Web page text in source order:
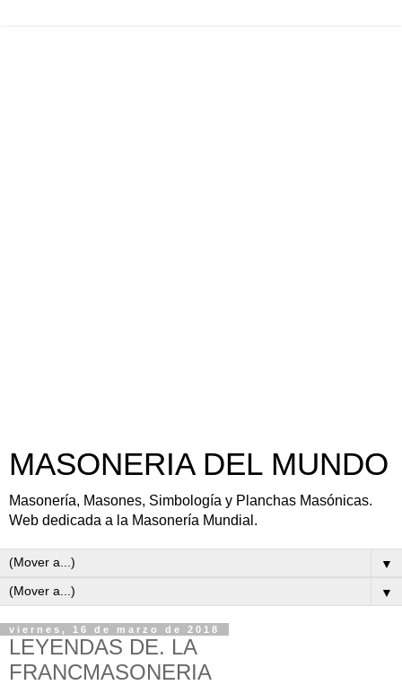
MASONERIA DEL MUNDO
Masonería, Masones, Simbología y Planchas Masónicas.
Web dedicada a la Masonería Mundial.
▼
▼
viernes, 16 de marzo de 2018
LEYENDAS DE. LA
FRANCMASONERIA